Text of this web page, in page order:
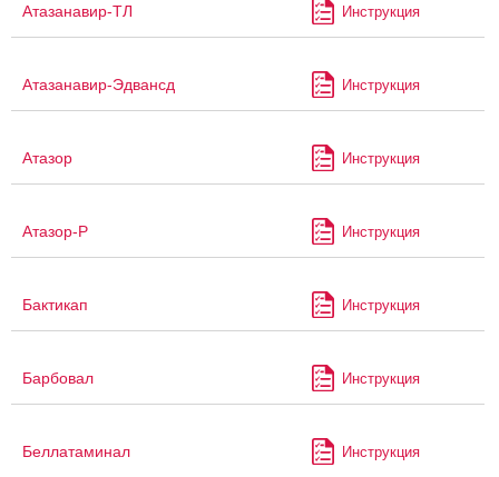
Атазанавир-ТЛ Инструкция
Атазанавир-Эдвансд Инструкция
Атазор Инструкция
Атазор-Р Инструкция
Бактикап Инструкция
Барбовал Инструкция
Беллатаминал Инструкция